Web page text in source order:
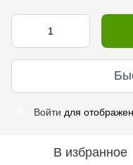
Войти для
В избранное